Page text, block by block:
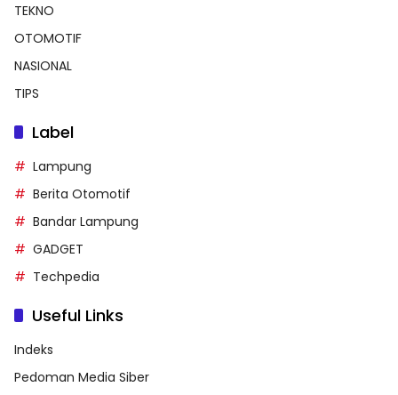
TEKNO
OTOMOTIF
NASIONAL
TIPS
Label
Lampung
Berita Otomotif
Bandar Lampung
GADGET
Techpedia
Useful Links
Indeks
Pedoman Media Siber